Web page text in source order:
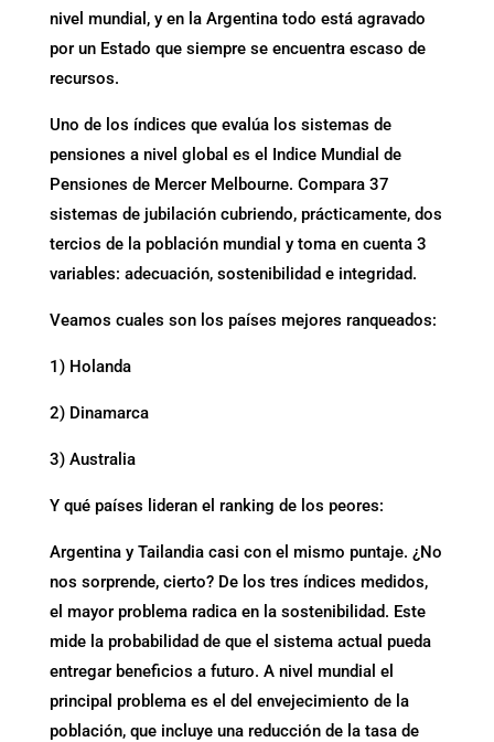
nivel mundial, y en la Argentina todo está agravado
por un Estado que siempre se encuentra escaso de
recursos.
Uno de los índices que evalúa los sistemas de
pensiones a nivel global es el Indice Mundial de
Pensiones de Mercer Melbourne. Compara 37
sistemas de jubilación cubriendo, prácticamente, dos
tercios de la población mundial y toma en cuenta 3
variables: adecuación, sostenibilidad e integridad.
Veamos cuales son los países mejores ranqueados:
1) Holanda
2) Dinamarca
3) Australia
Y qué países lideran el ranking de los peores:
Argentina y Tailandia casi con el mismo puntaje. ¿No
nos sorprende, cierto? De los tres índices medidos,
el mayor problema radica en la sostenibilidad. Este
mide la probabilidad de que el sistema actual pueda
entregar beneficios a futuro. A nivel mundial el
principal problema es el del envejecimiento de la
población, que incluye una reducción de la tasa de